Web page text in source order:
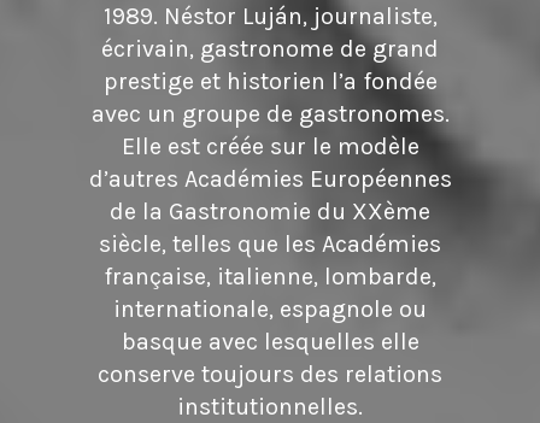
1989. Néstor Luján, journaliste,
écrivain, gastronome de grand
prestige et historien l’a fondée
avec un groupe de gastronomes.
Elle est créée sur le modèle
d’autres Académies Européennes
de la Gastronomie du XXème
siècle, telles que les Académies
française, italienne, lombarde,
internationale, espagnole ou
basque avec lesquelles elle
conserve toujours des relations
institutionnelles.